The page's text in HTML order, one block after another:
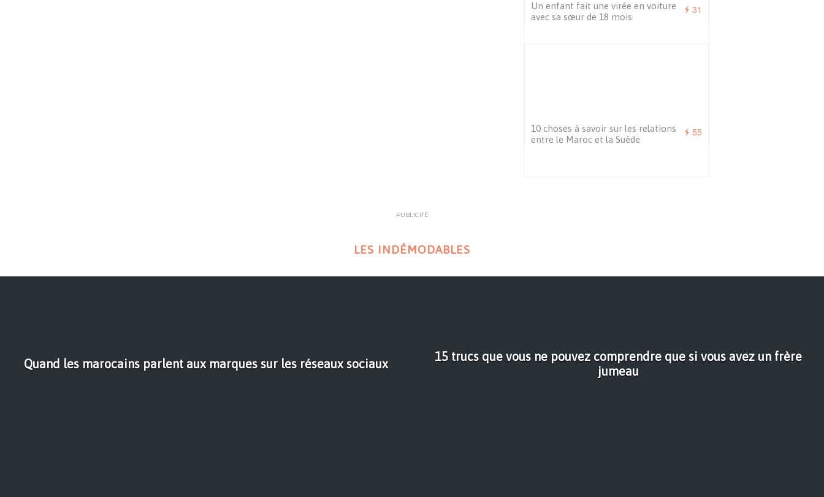
31
Un enfant fait une virée en voiture
avec sa sœur de 18 mois
55
10 choses à savoir sur les relations
entre le Maroc et la Suède
PUBLICITÉ
LES INDÉMODABLES
Quand les marocains parlent aux marques sur les réseaux sociaux
15 trucs que vous ne pouvez comprendre que si vous avez un frère
jumeau